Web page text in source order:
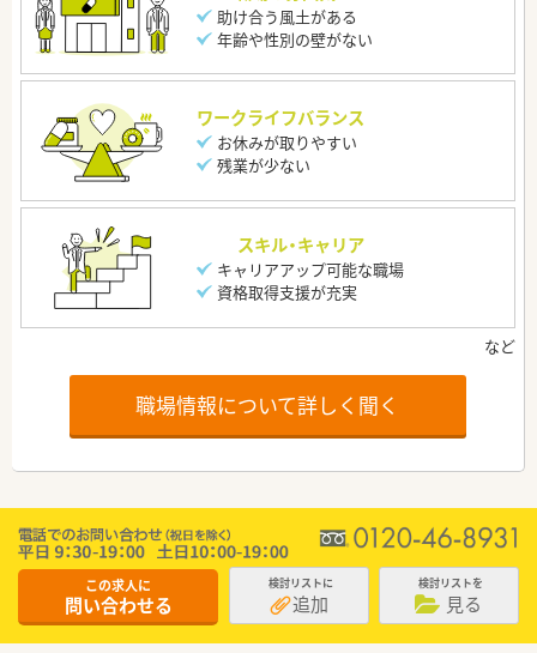
助け合う風土がある
年齢や性別の壁がない
ワークライフバランス
お休みが取りやすい
残業が少ない
スキル・キャリア
キャリアアップ可能な職場
資格取得支援が充実
職場情報について詳しく聞く
この求人に
問い合わせる
検討リストに
追加
検討リストを
見る